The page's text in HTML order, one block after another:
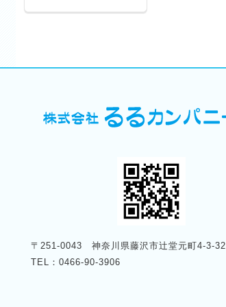
〒251-0043 神奈川県藤沢市辻堂元町4-3-32
TEL：0466-90-3906